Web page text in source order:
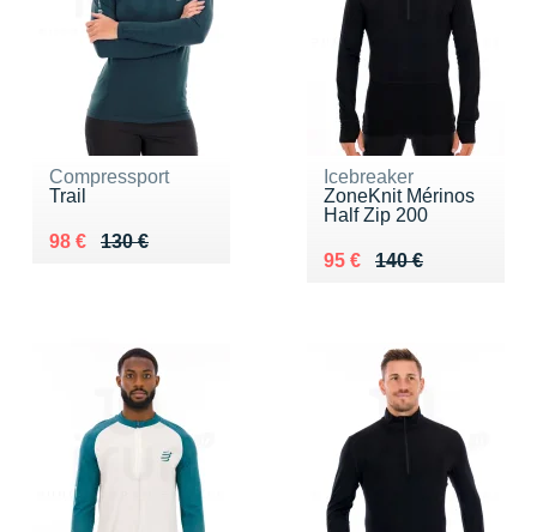
Compressport
Trail
130 €
Au lieu de 130 €
98 €
Vendu 98 €
Icebreaker
ZoneKnit Mérinos
Half Zip 200
140 €
Au lieu de 140 €
95 €
Vendu 95 €